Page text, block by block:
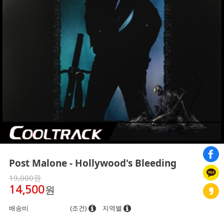
Post Malone - Hollywood's Bleeding
19,000원
14,500원
배송비 (조건) 지역별